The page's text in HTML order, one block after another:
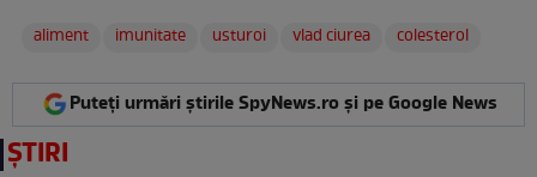
aliment
imunitate usturoi vlad ciurea colesterol
Puteți urmări știrile SpyNews.ro și pe Google News
ȘTIRI